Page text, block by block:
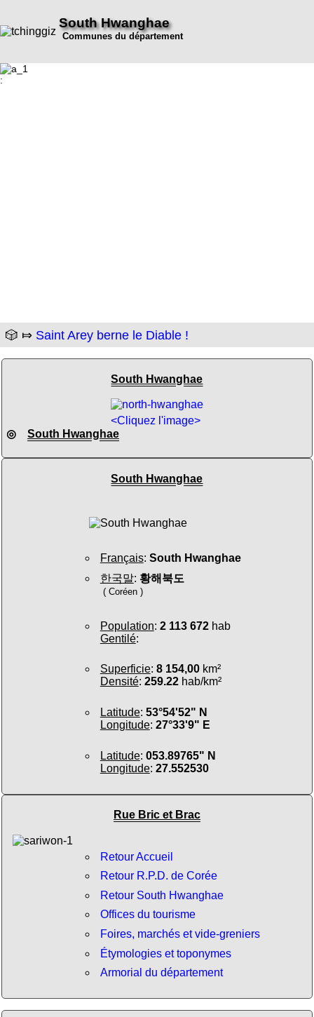
South Hwanghae
Communes du département
:
🎲 ⤇ Saint Arey berne le Diable !
South Hwanghae
<Cliquez l'image>
◎ South Hwanghae
South Hwanghae
Français: South Hwanghae
한국말: 황해북도
( Coréen )
Population: 2 113 672hab
Gentilé:
Superficie: 8 154,00km²
Densité: 259.22hab/km²
Latitude: 53°54'52" N
Longitude: 27°33'9" E
Latitude: 053.89765" N
Longitude: 27.552530
Rue Bric et Brac
Retour Accueil
Retour R.P.D. de Corée
Retour South Hwanghae
Offices du tourisme
Foires, marchés et vide-greniers
Étymologies et toponymes
Armorial du département